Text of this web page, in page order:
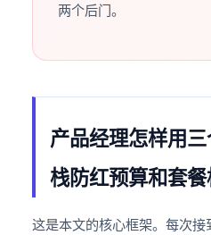
两个后门。
产品经理怎样用
栈防红预算和套餐
这是本文的核心框架。每次